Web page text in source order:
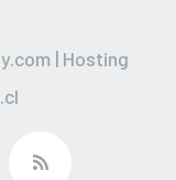
| Hosting